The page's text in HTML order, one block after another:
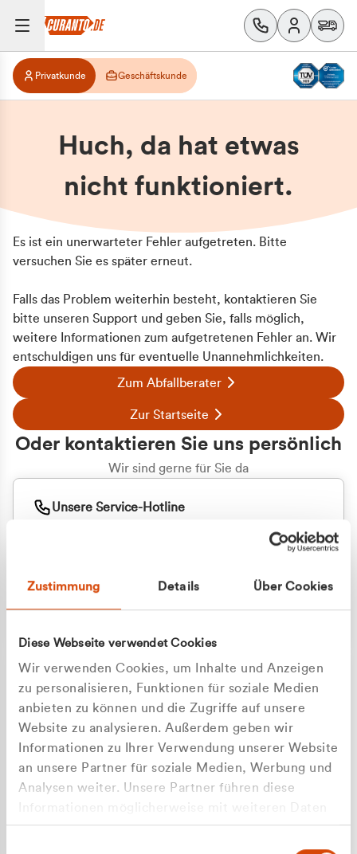
Zustimmung Details Über Cookies
Diese Webseite verwendet Cookies
Wir verwenden Cookies, um Inhalte und Anzeigen
zu personalisieren, Funktionen für soziale Medien
anbieten zu können und die Zugriffe auf unsere
Website zu analysieren. Außerdem geben wir
Informationen zu Ihrer Verwendung unserer Website
an unsere Partner für soziale Medien, Werbung und
Analysen weiter. Unsere Partner führen diese
zusammen, die Sie ihnen bereitgestellt haben oder
Privatkunde Geschäftskunde
Huch, da hat etwas
nicht funktioniert.
Es ist ein unerwarteter Fehler aufgetreten. Bitte
versuchen Sie es später erneut.
Falls das Problem weiterhin besteht, kontaktieren Sie
bitte unseren Support und geben Sie, falls möglich,
weitere Informationen zum aufgetretenen Fehler an. Wir
entschuldigen uns für eventuelle Unannehmlichkeiten.
Zum Abfallberater
Zur Startseite
Oder kontaktieren Sie uns persönlich
Wir sind gerne für Sie da
Unsere Service-Hotline
+49 177 8376058
Apilash Balanesan